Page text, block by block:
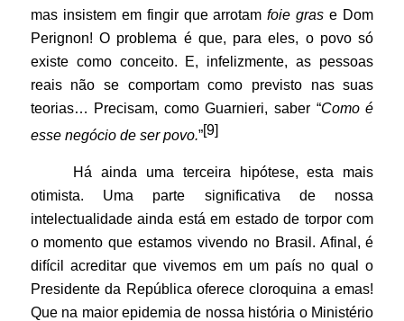
mas insistem em fingir que arrotamfoie gras e Dom
Perignon! O problema é que, para eles, o povo só
existe como conceito. E, infelizmente, as pessoas
reais não se comportam como previsto nas suas
teorias… Precisam, como Guarnieri, saber “Como é
esse negócio de ser povo.”[9]
Há ainda uma terceira hipótese, esta mais
otimista. Uma parte significativa de nossa
intelectualidade ainda está em estado de torpor com
o momento que estamos vivendo no Brasil. Afinal, é
difícil acreditar que vivemos em um país no qual o
Presidente da República oferece cloroquina a emas!
Que na maior epidemia de nossa história o Ministério